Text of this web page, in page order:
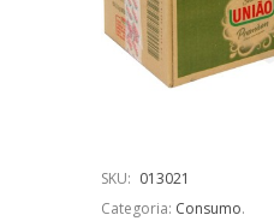
SKU: 013021
Categoria: Consumo.